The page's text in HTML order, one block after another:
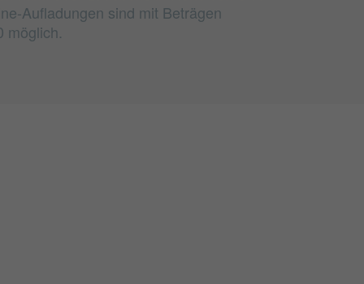
Aufladungen sind mit Beträgen
möglich.